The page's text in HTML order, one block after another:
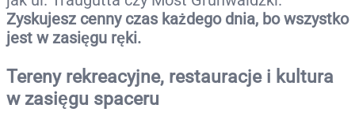
Zyskujesz cenny czas każdego dnia, bo wszystko
jest w zasięgu ręki.
Tereny rekreacyjne, restauracje i kultura
w zasięgu spaceru